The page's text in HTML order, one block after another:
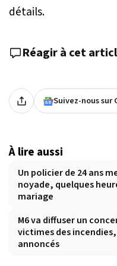
détails.
Réagir à cet
Suivez-nous sur
À lire aussi
Un policier de 24 ans
noyade, quelques
mariage
M6 va diffuser un
victimes des
annoncés